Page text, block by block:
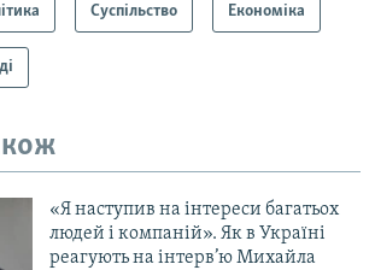
Суспільство Економіка
«Я наступив на інтереси багатьох
людей і компаній». Як в Україні
реагують на інтерв’ю Михайла